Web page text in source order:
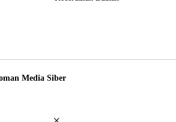
Media Siber